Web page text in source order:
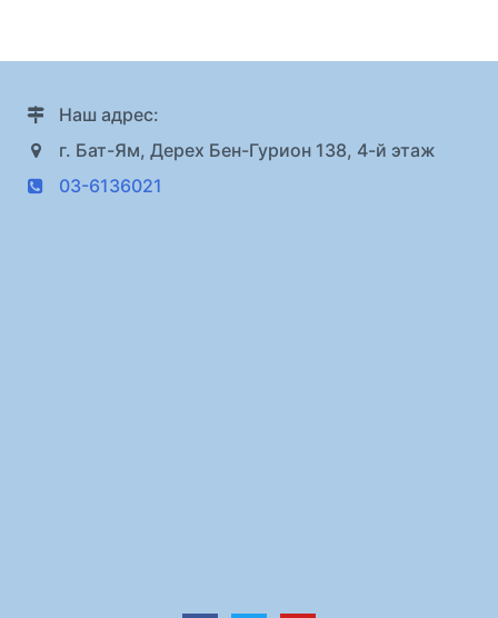
Наш адрес:
г. Бат-Ям, Дерех Бен-Гурион 138, 4-й этаж
03-6136021